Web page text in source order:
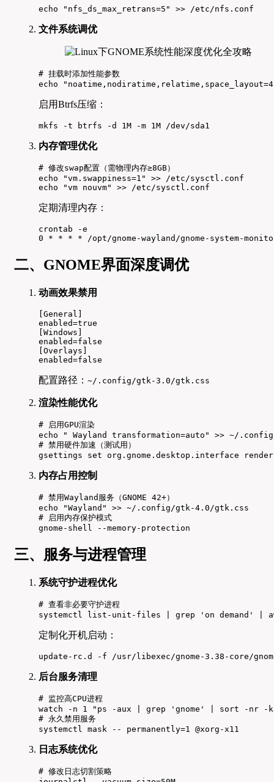
echo "nfs_ds_max_retrans=5" >> /etc/nfs.conf
文件系统调优
# 挂载时添加性能参数
echo
启用Btrfs压缩：
mkfs -t btrfs -d 1M -m 1M /dev/sda1
内存管理优化
# 修改swap配置（需物理内存≥8GB）
echo "vm.swappiness=1" >> /etc/sysctl.conf
echo "vm nouvm" >> /etc/sysctl.conf
定期清理内存：
crontab -e
0 * * * * /opt/gnome-wayland/gnome-system-
二、GNOME界面深度调优
动画效果禁用
[General]
enabled=true
[Windows]
enabled=false
[Overlays]
enabled=false
配置路径： ~/.config/gtk-3.0/gtk.css
渲染性能优化
# 启用GPU渲染
echo " Wayland transformation=auto" >> ~/
# 禁用硬件加速（测试用）
gsettings set org.gnome.desktop.interface
内存占用控制
# 禁用Wayland服务（GNOME 42+）
echo "Wayland" >> ~/.config/gtk-4.0/gtk.css
# 启用内存保护模式
gnome-shell --memory-protection
三、服务与进程管理
系统守护进程优化
# 查看非必要守护进程
systemctl list-unit-files | grep 'on demand' |
定制化开机启动：
update-rc.d -f /usr/libexec/gnome-3.38-core/
后台服务清理
# 监控高CPU进程
watch -n 1 "ps -aux | grep 'gnome' | sort -nr -
# 永久禁用服务
systemctl mask -- permanently=1 @xorg-x11
日志系统优化
# 修改日志切割策略